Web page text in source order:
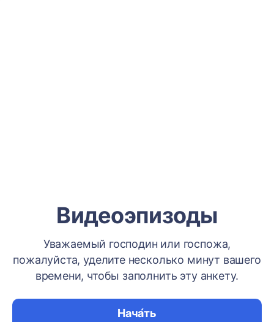
Видеоэпизоды
Уважаемый господин или госпожа,
пожалуйста, уделите несколько минут вашего
времени, чтобы заполнить эту анкету.
Нача́ть